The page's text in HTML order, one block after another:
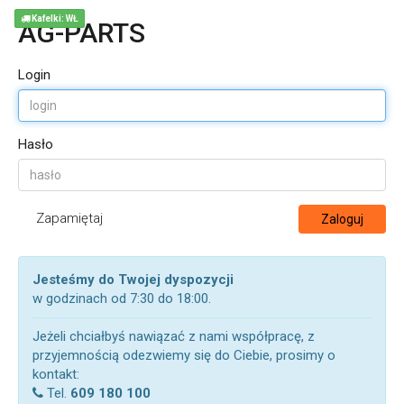
AG-PARTS
Login
Hasło
Zapamiętaj Zaloguj
Jesteśmy do Twojej dyspozycji
w godzinach od 7:30 do 18:00.
Jeżeli chciałbyś nawiązać z nami współpracę, z
przyjemnością odezwiemy się do Ciebie, prosimy o
kontakt:
Tel. 609 180 100
Kafelki: WŁ